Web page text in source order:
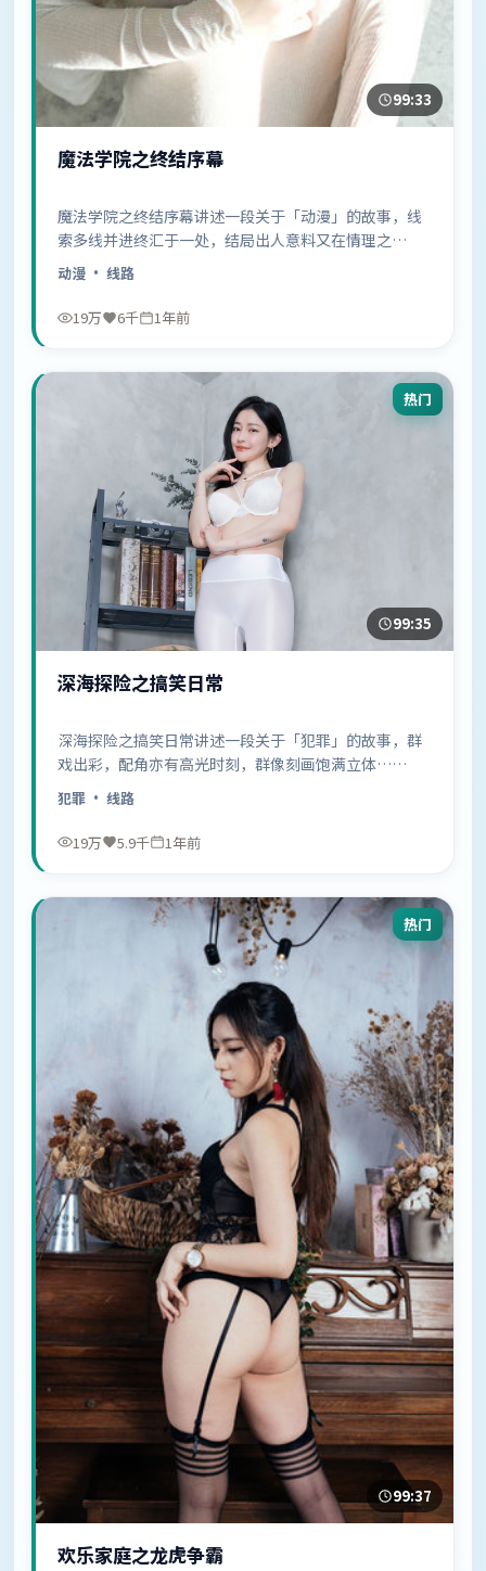
99:33
魔法学院之终结序幕
魔法学院之终结序幕讲述一段关于「动漫」的故事，线
索多线并进终汇于一处，结局出人意料又在情理之
中……
动漫 · 线路
19万 6千 1年前
热门
99:35
深海探险之搞笑日常
深海探险之搞笑日常讲述一段关于「犯罪」的故事，群
戏出彩，配角亦有高光时刻，群像刻画饱满立体……
犯罪 · 线路
19万 5.9千 1年前
热门
99:37
欢乐家庭之龙虎争霸